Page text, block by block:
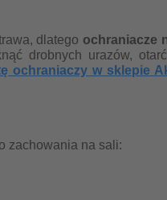
dlatego ochraniacze
drobnych urazów,
ochraniaczy w sklepie
zachowania na sali: